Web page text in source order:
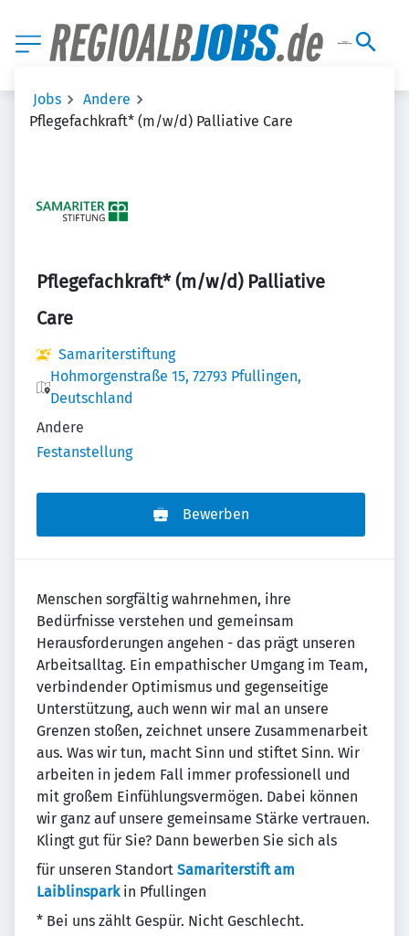
Jobs
Andere
Pflegefachkraft* (m/w/d) Palliative Care
Pflegefachkraft* (m/w/d) Palliative
Care
Samariterstiftung
Hohmorgenstraße 15, 72793 Pfullingen,
Deutschland
Andere
Festanstellung
Bewerben
Menschen sorgfältig wahrnehmen, ihre
Bedürfnisse verstehen und gemeinsam
Herausforderungen angehen - das prägt unseren
Arbeitsalltag. Ein empathischer Umgang im Team,
verbindender Optimismus und gegenseitige
Unterstützung, auch wenn wir mal an unsere
Grenzen stoßen, zeichnet unsere Zusammenarbeit
aus. Was wir tun, macht Sinn und stiftet Sinn. Wir
arbeiten in jedem Fall immer professionell und
mit großem Einfühlungsvermögen. Dabei können
wir ganz auf unsere gemeinsame Stärke vertrauen.
Klingt gut für Sie? Dann bewerben Sie sich als
für unseren Standort Samariterstift am
Laiblinsparkin Pfullingen
* Bei uns zählt Gespür. Nicht Geschlecht.